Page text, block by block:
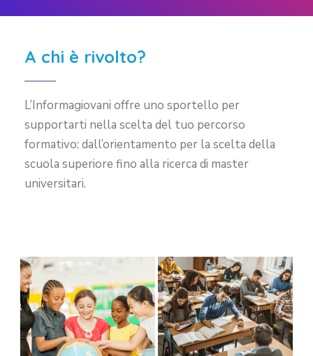
A chi è rivolto?
L’Informagiovani offre uno sportello per
supportarti nella scelta del tuo percorso
formativo: dall’orientamento per la scelta della
scuola superiore fino alla ricerca di master
universitari.